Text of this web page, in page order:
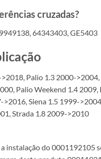
cruzadas?
64343403, GE5403
Palio 1.3 2000-
Palio Weekend 1.4
>2016, Siena 1.5 1999-
Strada 1.8 2009->2010
instalação do 0001192105